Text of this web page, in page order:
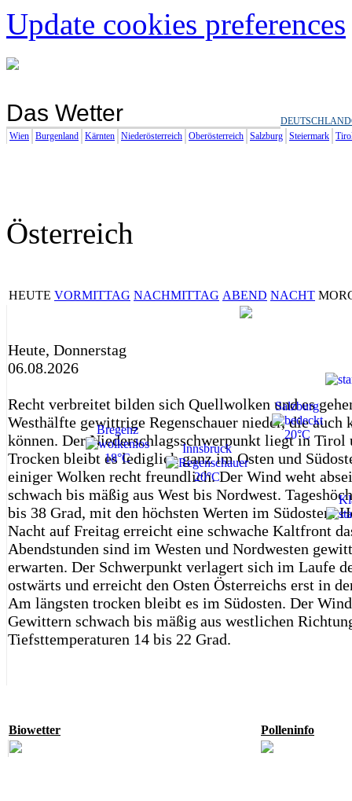
Update cookies preferences
Das Wetter DEUTSCHLAND
Wien Burgenland Kärnten Niederösterreich Oberösterreich Salzburg Steiermark
Österreich
HEUTE VORMITTAG NACHMITTAG ABEND NACHT
Salzburg
20°C
Innsbruck
20°C
Bregenz
18°C
Heute, Donnerstag
06.08.2026
Recht verbreitet bilden sich Quellwolken und es
Westhälfte gewittrige Regenschauer nieder, die auch
können. Der Niederschlagsschwerpunkt liegt in Tirol
Trocken bleibt es lediglich ganz im Osten und
einiger Wolken recht freundlich. Der Wind weht
schwach bis mäßig aus West bis Nordwest.
bis 38 Grad, mit den höchsten Werten im Südosten.
Nacht auf Freitag erreicht eine schwache Kaltfront
Abendstunden sind im Westen und Nordwesten
erwarten. Der Schwerpunkt verlagert sich im Laufe
ostwärts und erreicht den Osten Österreichs erst in
Am längsten trocken bleibt es im Südosten. Der
Gewittern schwach bis mäßig aus westlichen
Tiefsttemperaturen 14 bis 22 Grad.
Biowetter Polleninfo